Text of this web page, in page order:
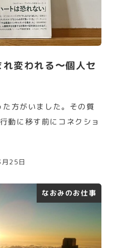
変われる〜個人セ
方がいました。その質
動に移す前にコネクショ
25日
なおみのお仕事